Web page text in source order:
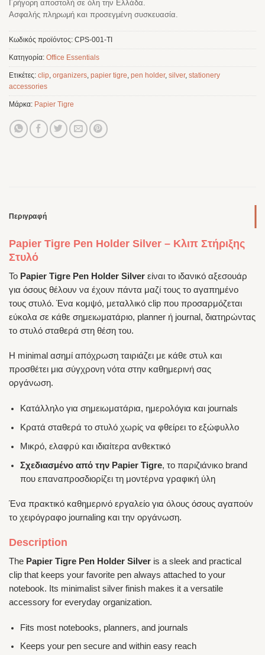
Γρήγορη αποστολή σε όλη την Ελλάδα.
Ασφαλής πληρωμή και προσεγμένη συσκευασία.
Κωδικός προϊόντος: CPS-001-TI
Κατηγορία: Office Essentials
Ετικέτες: clip organizers papier tigre pen holder, silver, stationery
accessories
Μάρκα: Papier Tigre
Περιγραφή
Papier Tigre Pen Holder Silver – Κλιπ Στήριξης
Στυλό
Το Papier Tigre Pen Holder Silver είναι το ιδανικό αξεσουάρ
για όσους θέλουν να έχουν πάντα μαζί τους το αγαπημένο
τους στυλό. Ένα κομψό, μεταλλικό clip που προσαρμόζεται
εύκολα σε κάθε σημειωματάριο, planner ή journal, διατηρώντας
το στυλό σταθερά στη θέση του.
Η minimal ασημί απόχρωση ταιριάζει με κάθε στυλ και
προσθέτει μια σύγχρονη νότα στην καθημερινή σας
οργάνωση.
Κατάλληλο για σημειωματάρια, ημερολόγια και journals
Κρατά σταθερά το στυλό χωρίς να φθείρει το εξώφυλλο
Μικρό, ελαφρύ και ιδιαίτερα ανθεκτικό
Σχεδιασμένο από την Papier Tigre, το παριζιάνικο brand
που επαναπροσδιορίζει τη μοντέρνα γραφική ύλη
Ένα πρακτικό καθημερινό εργαλείο για όλους όσους αγαπούν
το χειρόγραφο journaling και την οργάνωση.
Description
The Papier Tigre Pen Holder Silver is a sleek and practical
clip that keeps your favorite pen always attached to your
notebook. Its minimalist silver finish makes it a versatile
accessory for everyday organization.
Fits most notebooks, planners, and journals
Keeps your pen secure and within easy reach